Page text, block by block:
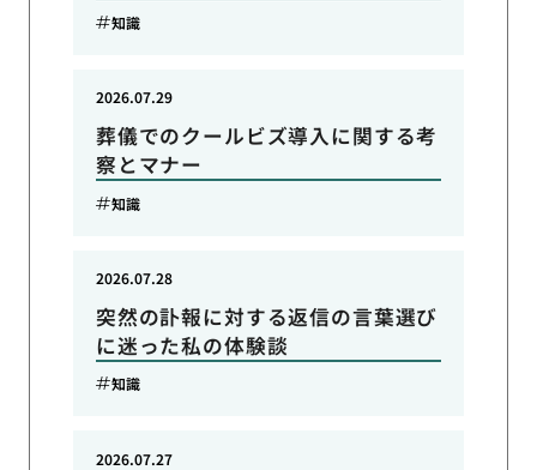
知識
葬儀でのクールビズ導入に関する考
察とマナー
2026.07.29
知識
突然の訃報に対する返信の言葉選び
に迷った私の体験談
2026.07.28
知識
2026.07.27